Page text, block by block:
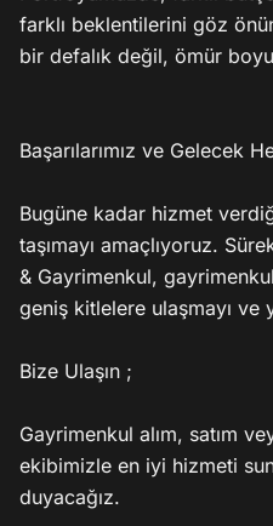
farklı beklentilerini göz
bir defalık değil, ömür
Başarılarımız ve Gelecek
Bugüne kadar hizmet
taşımayı amaçlıyoruz.
& Gayrimenkul,
geniş kitlelere ulaşmayı
Bize Ulaşın ;
Gayrimenkul alım, satım
ekibimizle en iyi hizmeti
duyacağız.